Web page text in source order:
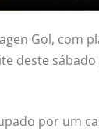
Gol, com
deste sábado
por um